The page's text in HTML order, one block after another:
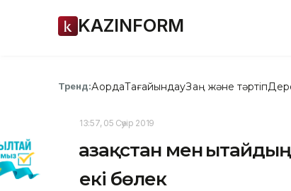
KAZINFORM
Тренд:АқордаТағайындауЗаң және тәртіп
13:57, 05 Сәуір 2019
Қазақстан мен
екі бөлек